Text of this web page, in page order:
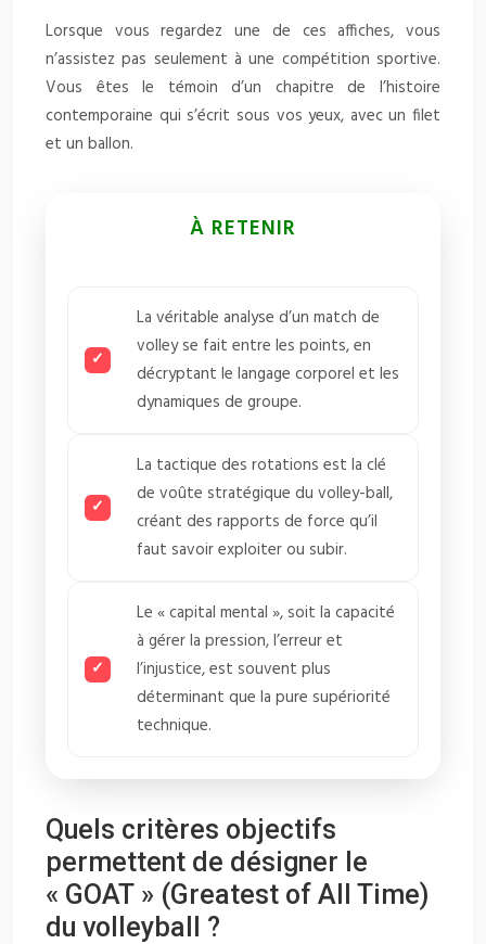
Lorsque vous regardez une de ces affiches, vous
n’assistez pas seulement à une compétition sportive.
Vous êtes le témoin d’un chapitre de l’histoire
contemporaine qui s’écrit sous vos yeux, avec un filet
et un ballon.
À RETENIR
La véritable analyse d’un match de
volley se fait entre les points, en
décryptant le langage corporel et les
dynamiques de groupe.
La tactique des rotations est la clé
de voûte stratégique du volley-ball,
créant des rapports de force qu’il
faut savoir exploiter ou subir.
Le « capital mental », soit la capacité
à gérer la pression, l’erreur et
l’injustice, est souvent plus
déterminant que la pure supériorité
technique.
Quels critères objectifs
permettent de désigner le
« GOAT » (Greatest of All Time)
du volleyball ?